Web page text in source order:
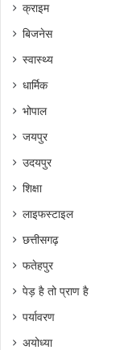
क्राइम
बिजनेस
स्वास्थ्य
धार्मिक
भोपाल
जयपुर
उदयपुर
शिक्षा
लाइफस्टाइल
छत्तीसगढ़
फतेहपुर
पेड़ है तो प्राण है
पर्यावरण
अयोध्या